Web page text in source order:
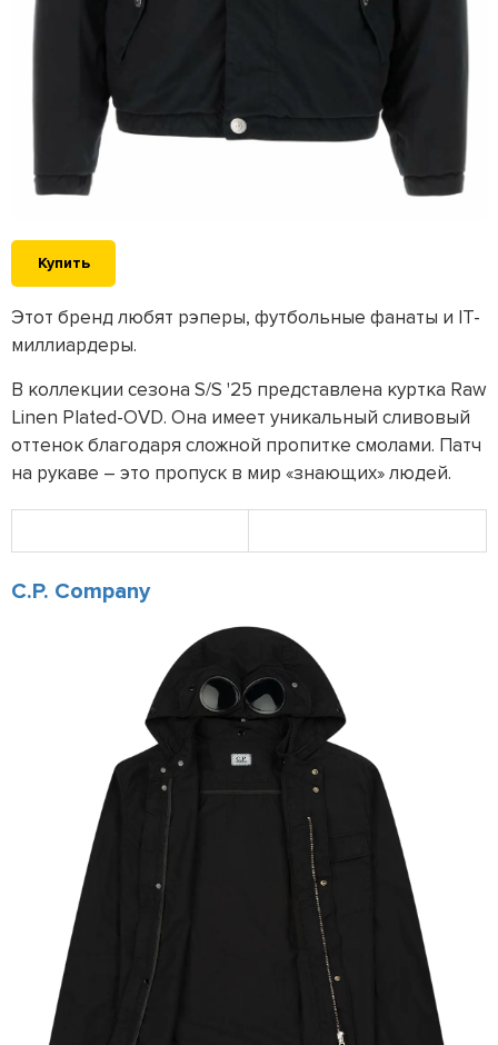
Купить
Этот бренд любят рэперы, футбольные фанаты и IT-
миллиардеры.
В коллекции сезона S/S '25 представлена куртка Raw
Linen Plated-OVD. Она имеет уникальный сливовый
оттенок благодаря сложной пропитке смолами. Патч
на рукаве – это пропуск в мир «знающих» людей.
C.P. Company